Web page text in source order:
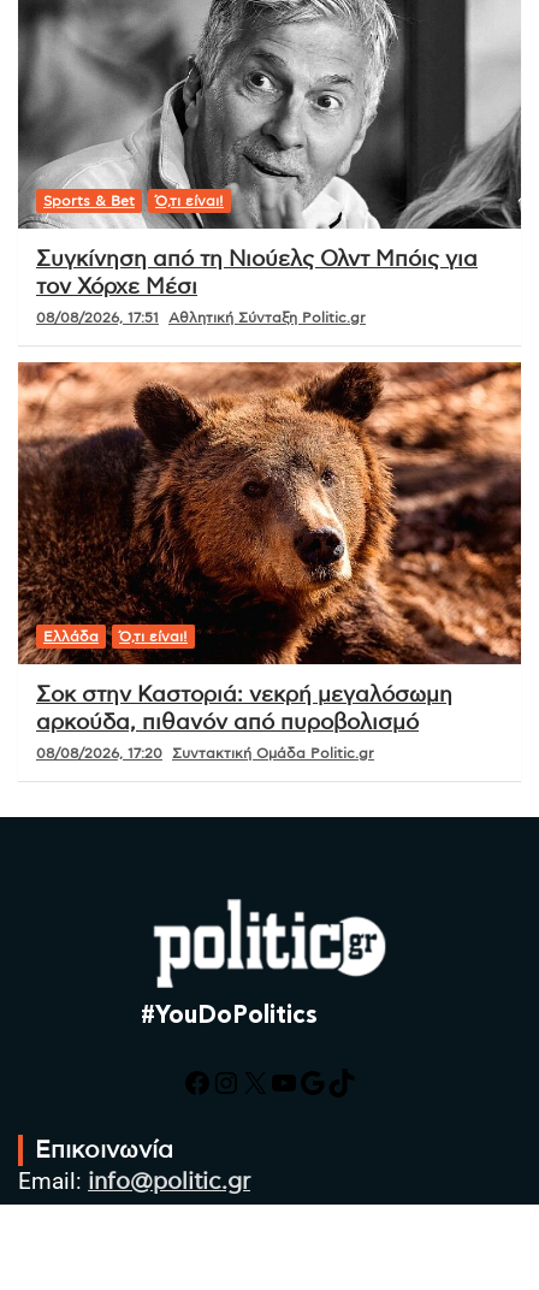
Sports & Bet Ό,τι είναι!
Συγκίνηση από τη Νιούελς Ολντ Μπόις για
τον Χόρχε Μέσι
08/08/2026, 17:51 Αθλητική Σύνταξη Politic.gr
Ελλάδα Ό,τι είναι!
Σοκ στην Καστοριά: νεκρή μεγαλόσωμη
αρκούδα, πιθανόν από πυροβολισμό
08/08/2026, 17:20 Συντακτική Ομάδα Politic.gr
#YouDoPolitics
Facebook
Instagram
X YouTube
Google
TikTok
Επικοινωνία
Email: info@politic.gr
Τηλ: